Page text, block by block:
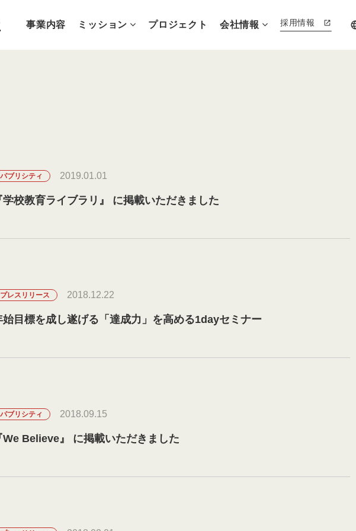
事業内容 ミッション プロジェクト 会社情報 採用情報
パブリシティ 2019.01.01
学校教育ライブラリ』 に掲載いただきました
プレスリリース 2018.12.22
始目標を成し遂げる「達成力」を高める1dayセミナー
パブリシティ 2018.09.15
We Believe』 に掲載いただきました